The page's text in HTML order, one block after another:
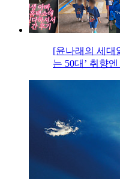
[윤나래의 세대
는 50대’ 취향